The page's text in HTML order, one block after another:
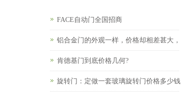
FACE自动门全国招商
铝合金门的外观一样，价格却相差甚大，
肯德基门到底价格几何?
旋转门：定做一套玻璃旋转门价格多少钱